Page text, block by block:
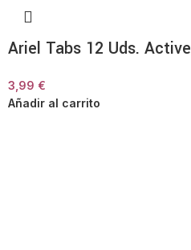
Ariel Tabs 12 Uds. Active
3,99 €
Añadir al carrito